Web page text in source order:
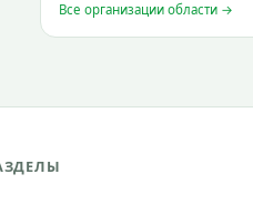
Все организации области →